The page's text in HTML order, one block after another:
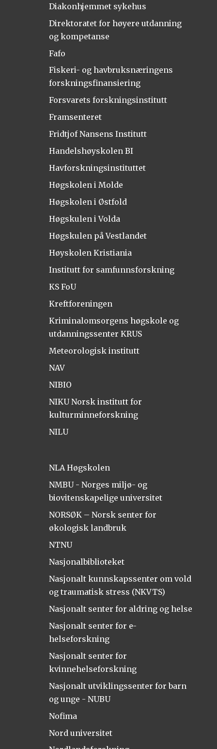
Diakonhjemmet sykehus
Direktoratet for høyere utdanning
og kompetanse
Fafo
Fiskeri- og havbruksnæringens
forskningsfinansiering
Forsvarets forskningsinstitutt
Framsenteret
Fridtjof Nansens Institutt
Handelshøyskolen BI
Havforskningsinstituttet
Høgskolen i Molde
Høgskolen i Østfold
Høgskulen i Volda
Høgskulen på Vestlandet
Høyskolen Kristiania
Institutt for samfunnsforskning
KS FoU
Kreftforeningen
Kriminalomsorgens høgskole og
utdanningssenter KRUS
Meteorologisk institutt
NAV
NIBIO
NIKU Norsk institutt for
kulturminneforskning
NILU
NLA Høgskolen
NMBU - Norges miljø- og
biovitenskapelige universitet
NORSØK – Norsk senter for
økologisk landbruk
NTNU
Nasjonalbiblioteket
Nasjonalt kunnskapssenter om vold
og traumatisk stress (NKVTS)
Nasjonalt senter for aldring og helse
Nasjonalt senter for e-
helseforskning
Nasjonalt senter for
kvinnehelseforskning
Nasjonalt utviklingssenter for barn
og unge - NUBU
Nofima
Nord universitet